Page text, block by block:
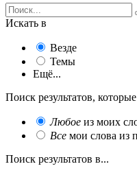
Искать в
Везде
Темы
Ещё...
Поиск результатов,
Любое из моих
Все мои слова из
Поиск результатов в...